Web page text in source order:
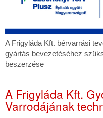
A
Frigyláda
Kft.
mellett
a
saját
A Frigyláda Kft. bérvarrási
gyártás bevezetéséhez
beszerzése
A Frigyláda Kft.
Varrodájának